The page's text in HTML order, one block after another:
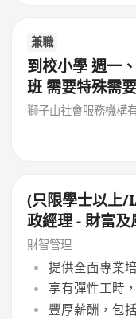
兼職
到校小學 週一
班 需要特殊需
師 或 心理學學
獅子山社會服務機構
(只限學士以上/
政經理 - 財富及
財智管理
提供全面專業
享有彈性工時
豐厚薪酬，包